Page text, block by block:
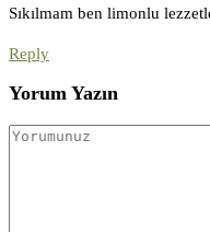
Sıkılmam ben limonlu
Reply
Yorum Yazın